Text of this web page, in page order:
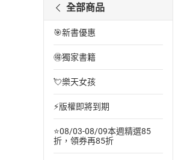
全部商品
🎯新書優惠
🉐獨家書籍
💘樂天女孩
⚡版權即將到期
⭐08/03-08/09本週精選85
折，領券再85折